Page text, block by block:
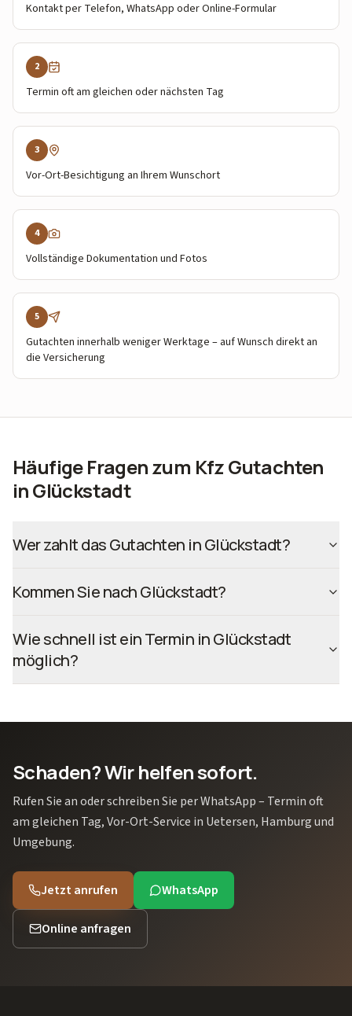
Kontakt per Telefon, WhatsApp oder Online-Formular
2
Termin oft am gleichen oder nächsten Tag
3
Vor-Ort-Besichtigung an Ihrem Wunschort
4
Vollständige Dokumentation und Fotos
5
Gutachten innerhalb weniger Werktage – auf Wunsch direkt an
die Versicherung
Häufige Fragen zum Kfz Gutachten
in Glückstadt
Wer zahlt das Gutachten in Glückstadt?
Kommen Sie nach Glückstadt?
Wie schnell ist ein Termin in Glückstadt
möglich?
Schaden? Wir helfen sofort.
Rufen Sie an oder schreiben Sie per WhatsApp – Termin oft
am gleichen Tag, Vor-Ort-Service in Uetersen, Hamburg und
Umgebung.
Jetzt anrufen WhatsApp
Online anfragen